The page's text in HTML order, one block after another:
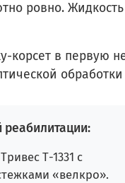
ровно.
в первую
Т-1331 с
«велкро».